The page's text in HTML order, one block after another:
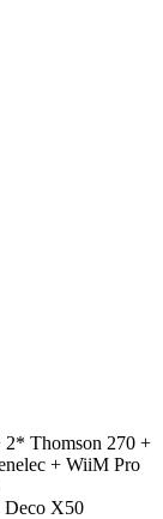
Thomson 270 +
+ WiiM Pro
X50